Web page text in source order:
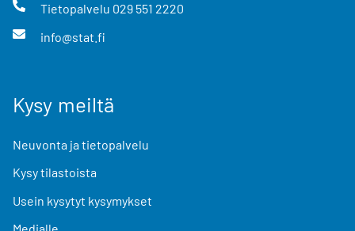
Tietopalvelu 029 551 2220
info@stat.fi
Kysy meiltä
Neuvonta ja tietopalvelu
Kysy tilastoista
Usein kysytyt kysymykset